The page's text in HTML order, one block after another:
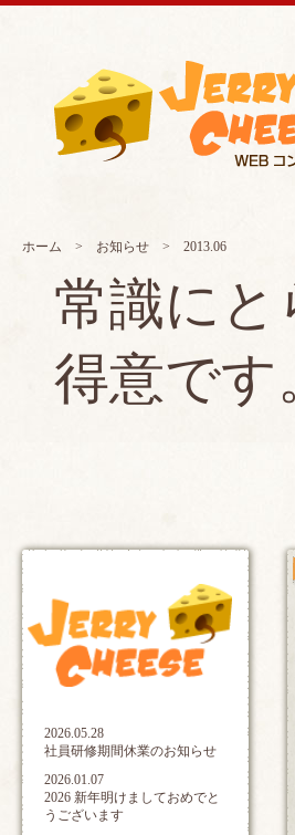
ホーム > お知らせ> 2013.06
常識に
得意です
2026.05.28
社員研修期間休業のお知らせ
2026.01.07
2026 新年明けましておめでと
うございます